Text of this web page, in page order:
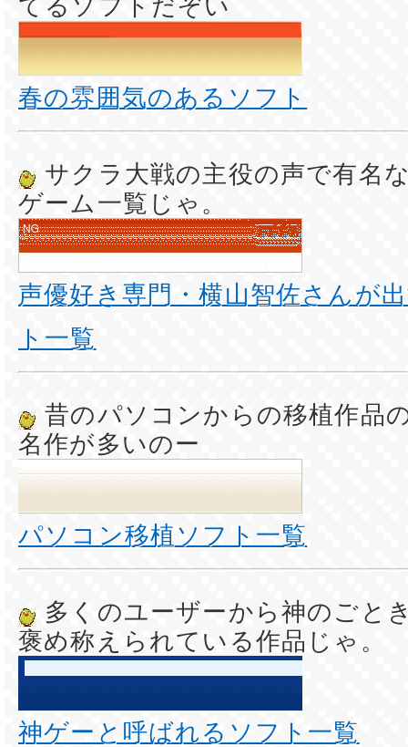
てるソフトだぞい
春の雰囲気のあるソフト
サクラ大戦の主役の声で有名
ゲーム一覧じゃ。
声優好き専門・横山智佐さんが
ト一覧
昔のパソコンからの移植作品
名作が多いのー
パソコン移植ソフト一覧
多くのユーザーから神のごと
褒め称えられている作品じゃ。
神ゲーと呼ばれるソフト一覧